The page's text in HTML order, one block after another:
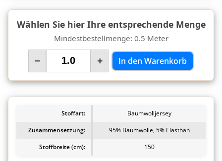
Wählen Sie hier Ihre entsprechende Menge
Mindestbestellmenge: 0.5 Meter
− + In den Warenkorb
Stoffart:
Baumwolljersey
Zusammensetzung:
95% Baumwolle, 5% Elasthan
Stoffbreite (cm):
150